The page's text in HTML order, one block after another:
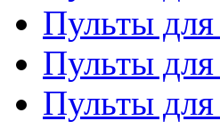
Пульты
Пульты
Пульты